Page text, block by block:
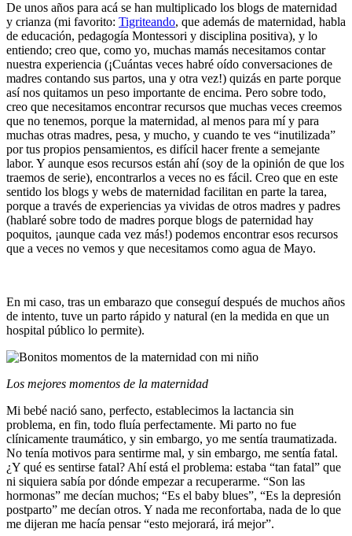
De unos años para acá se han multiplicado los blogs de maternidad
y crianza (mi favorito: Tigriteando, que además de maternidad, habla
de educación, pedagogía Montessori y disciplina positiva), y lo
entiendo; creo que, como yo, muchas mamás necesitamos contar
nuestra experiencia (¡Cuántas veces habré oído conversaciones de
madres contando sus partos, una y otra vez!) quizás en parte porque
así nos quitamos un peso importante de encima. Pero sobre todo,
creo que necesitamos encontrar recursos que muchas veces creemos
que no tenemos, porque la maternidad, al menos para mí y para
muchas otras madres, pesa, y mucho, y cuando te ves “inutilizada”
por tus propios pensamientos, es difícil hacer frente a semejante
labor. Y aunque esos recursos están ahí (soy de la opinión de que los
traemos de serie), encontrarlos a veces no es fácil. Creo que en este
sentido los blogs y webs de maternidad facilitan en parte la tarea,
porque a través de experiencias ya vividas de otros madres y padres
(hablaré sobre todo de madres porque blogs de paternidad hay
poquitos, ¡aunque cada vez más!) podemos encontrar esos recursos
que a veces no vemos y que necesitamos como agua de Mayo.
En mi caso, tras un embarazo que conseguí después de muchos años
de intento, tuve un parto rápido y natural (en la medida en que un
hospital público lo permite).
Los mejores momentos de la maternidad
Mi bebé nació sano, perfecto, establecimos la lactancia sin
problema, en fin, todo fluía perfectamente. Mi parto no fue
clínicamente traumático, y sin embargo, yo me sentía traumatizada.
No tenía motivos para sentirme mal, y sin embargo, me sentía fatal.
¿Y qué es sentirse fatal? Ahí está el problema: estaba “tan fatal” que
ni siquiera sabía por dónde empezar a recuperarme. “Son las
hormonas” me decían muchos; “Es el baby blues”, “Es la depresión
postparto” me decían otros. Y nada me reconfortaba, nada de lo que
me dijeran me hacía pensar “esto mejorará, irá mejor”.